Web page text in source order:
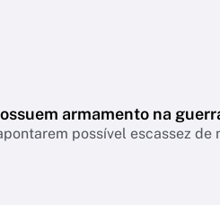
armamento na
possível escassez